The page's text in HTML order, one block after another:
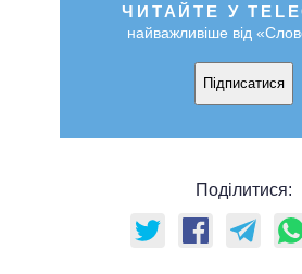
ЧИТАЙТЕ У
найважливіше від
Підписатися
Поділитися: